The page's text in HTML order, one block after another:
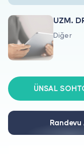
Hakkımızda
Doktorlar için
UZM.
Diğer
ÜNSAL
Randevu